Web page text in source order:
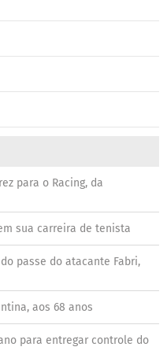
para o Racing, da
sua carreira de tenista
passe do atacante Fabri,
aos 68 anos
para entregar controle do